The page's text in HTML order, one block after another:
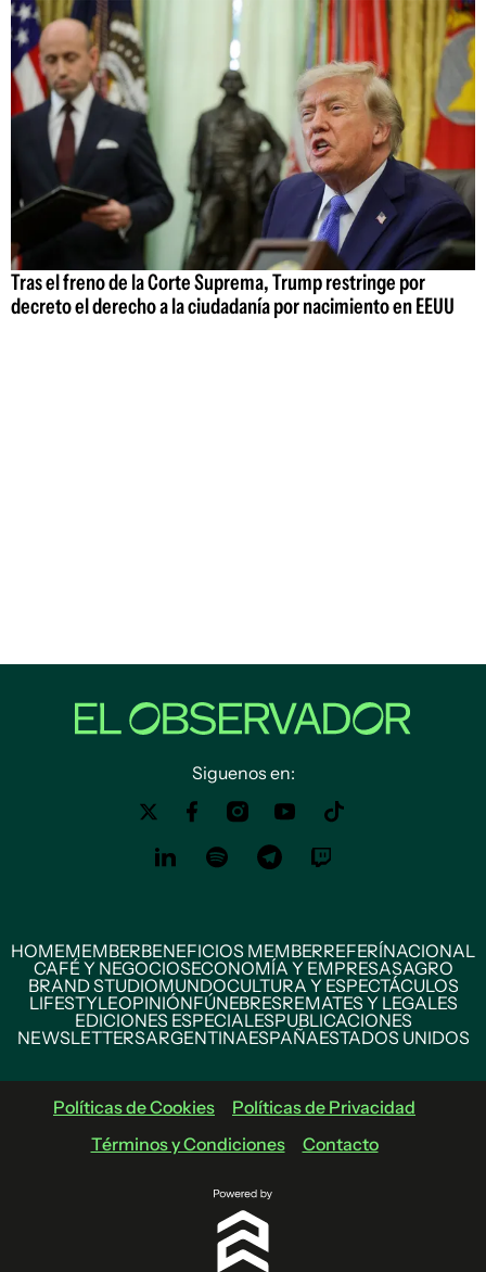
Tras el freno de la Corte Suprema, Trump restringe por
decreto el derecho a la ciudadanía por nacimiento en EEUU
Siguenos en:
HOMEMEMBERBENEFICIOS MEMBERREFERÍNACIONAL
CAFÉ Y NEGOCIOSECONOMÍA Y EMPRESASAGRO
BRAND STUDIOMUNDOCULTURA Y ESPECTÁCULOS
LIFESTYLEOPINIÓNFÚNEBRESREMATES Y LEGALES
EDICIONES ESPECIALESPUBLICACIONES
NEWSLETTERSARGENTINAESPAÑAESTADOS UNIDOS
Políticas de Cookies
Políticas de Privacidad
Términos y Condiciones
Contacto